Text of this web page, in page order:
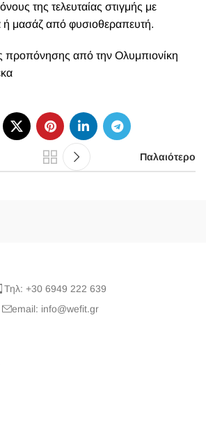
της τελευταίας στιγμής με
ή μασάζ από φυσιοθεραπευτή.
προπόνησης από την Ολυμπιονίκη
Παλαιότερο
Τηλ: +30 6949 222 639
email: info@wefit.gr